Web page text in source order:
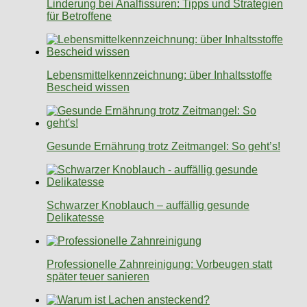
Linderung bei Analfissuren: Tipps und Strategien
für Betroffene
Lebensmittelkennzeichnung: über Inhaltsstoffe
Bescheid wissen
Gesunde Ernährung trotz Zeitmangel: So geht’s!
Schwarzer Knoblauch – auffällig gesunde
Delikatesse
Professionelle Zahnreinigung: Vorbeugen statt
später teuer sanieren